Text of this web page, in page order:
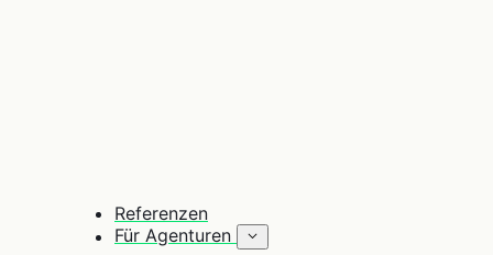
Referenzen
Für Agenturen